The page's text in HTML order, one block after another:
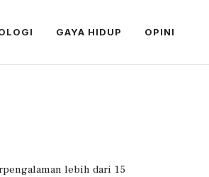
GAYA HIDUP OPINI
lebih dari 15